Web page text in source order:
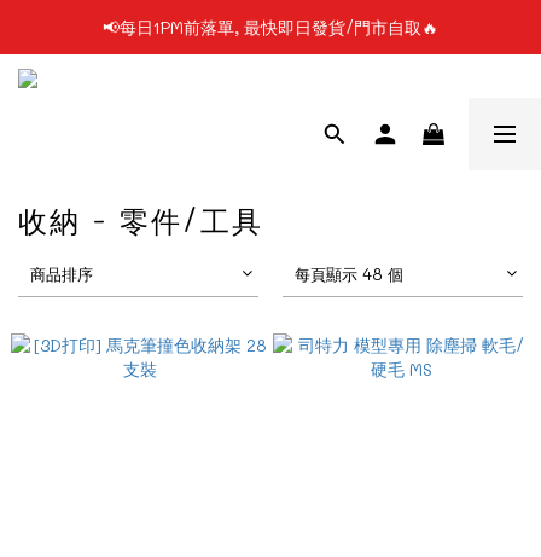
📢凡購物滿$199 順豐自提點免運費📦📦
📢每日1PM前落單, 最快即日發貨/門市自取🔥
📢凡購物滿$199 順豐自提點免運費📦📦
收納 - 零件/工具
商品排序 每頁顯示 48 個